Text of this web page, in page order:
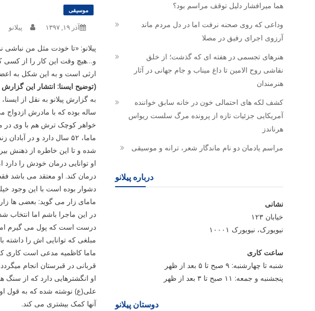
موسیقی
آذر ۱۹, ۱۳۹۷ پیلانو
پیلانو: «تا خودت مثل من
و…هیچ وقت این کار را از کسی
ارثی است و به این شکل به
(توضیح ایسنا: انتشار این
ساله بوده که با مادرش ازدواج
خواهر کوچک ترش هم با وی در
ماما، ۵۲ سال دارد و
شده و تا این خاطره از ذهنش
او توانایی درمان خودش را
دشوار بوده است با این وجود
مامای زار می گوید: بعضی ها
در این ماجرا باشم اما انتخاب
درست است که پول می گیرم
مبلغی که توانایی اش را داشته
ماما کاظمیه مدعی است کاری
قربانی در قبرستان انجام میگردد.
او انگشترهایی دارد که از
علی(ع) نوشته شده که به قول او
آنها کمک بیشتری می کند.
هما میرافشار دلیل توقف مراسم بود؟
وداعی که روی صحنه نرفت اما در دل مردم ماند
آرزوی اجرای رفیق در مصلا
هنرهای تجسمی در هفته ای که گذشت؛ از خلق
نقاشی روح الامین تا داغ میناب و جام جهانی در آثار
هنرمندان
کشف لکه های احتمالی خون در خانه سابق خواننده
آمریکایی جزئیات تازه از پرونده مرگ سلست ریواس
هرناندز
مراسم یادمان دو نام ماندگار شعر، ترانه و موسیقی
درباره پیلانو
نشانی
خیابان ۱۲۳
نیویورک، نیویورک ۱۰۰۰۱
ساعت کاری
شنبه تا چهارشنبه: ۹ صبح تا ۵ بعد از ظهر
پنجشنبه و جمعه: ۱۱ صبح تا ۳ بعد از ظهر
دوستان پیلانو